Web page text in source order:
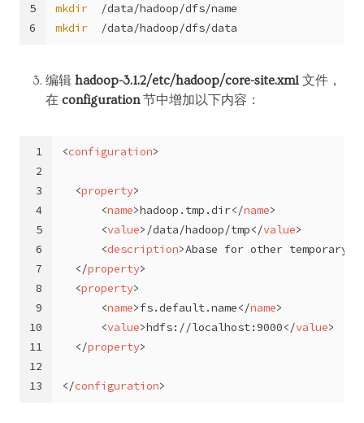
5
6
mkdir
  /data/hadoop/dfs/name
mkdir
  /data/hadoop/dfs/data
编辑 hadoop-3.1.2/etc/hadoop/core-site.xml 文件，
在 configuration节中增加以下内容：
1
2
3
4
5
6
7
8
9
10
11
12
13
<configuration>
<property>
<name>hadoop.tmp.dir</name>
<value> /data/hadoop/tmp</value>
<description>Abase for other temporary
</property>
<property>
<name>fs.default.name</name>
<value>hdfs://localhost:9000</value>
</property>
</configuration>